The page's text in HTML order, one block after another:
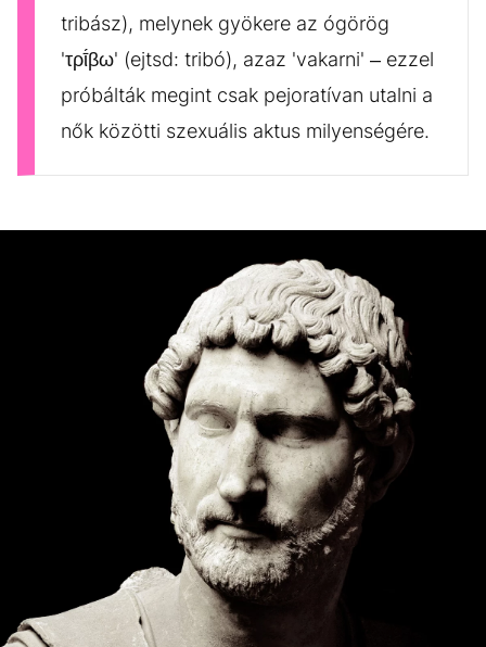
tribász), melynek gyökere az ógörög
'τρῑ́βω' (ejtsd: tribó), azaz 'vakarni' – ezzel
próbálták megint csak pejoratívan utalni a
nők közötti szexuális aktus milyenségére.